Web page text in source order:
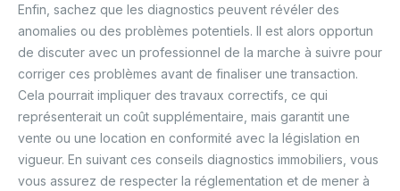
Enfin, sachez que les diagnostics peuvent révéler des
anomalies ou des problèmes potentiels. Il est alors opportun
de discuter avec un professionnel de la marche à suivre pour
corriger ces problèmes avant de finaliser une transaction.
Cela pourrait impliquer des travaux correctifs, ce qui
représenterait un coût supplémentaire, mais garantit une
vente ou une location en conformité avec la législation en
vigueur. En suivant ces conseils diagnostics immobiliers, vous
vous assurez de respecter la réglementation et de mener à